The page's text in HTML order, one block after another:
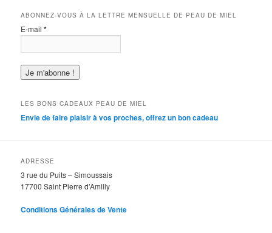
ABONNEZ-VOUS À LA LETTRE MENSUELLE DE PEAU DE MIEL
E-mail*
LES BONS CADEAUX PEAU DE MIEL
Envie de faire plaisir à vos proches, offrez un bon cadeau
ADRESSE
3 rue du Puits – Simoussais
17700 Saint Pierre d’Amilly
Conditions Générales de Vente